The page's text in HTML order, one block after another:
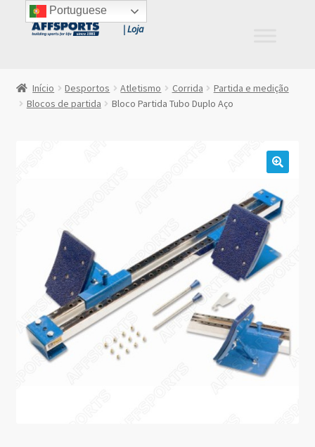
Ir
navegação
Saltar
conteúdo
Início Desportos Atletismo Corrida
Partida e medição
Blocos de partida
Bloco Partida Tubo Duplo Aço
Portuguese